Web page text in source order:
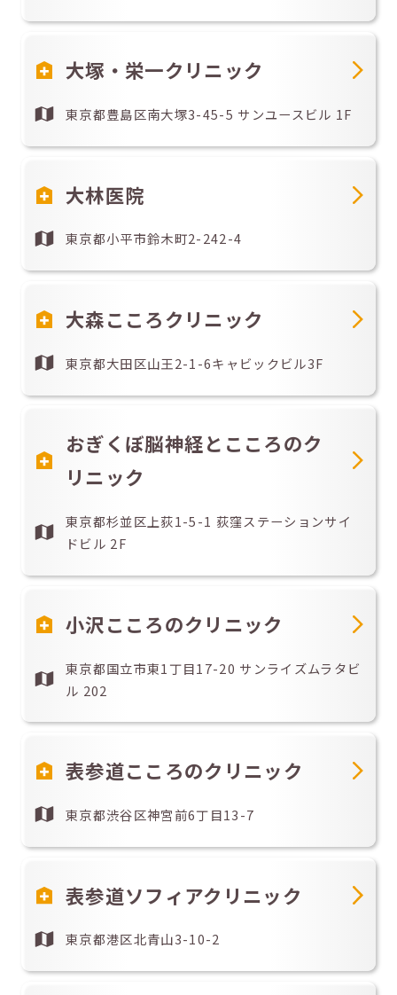
大塚・栄一クリニック
東京都豊島区南大塚3-45-5 サンユースビル 1F
大林医院
東京都小平市鈴木町2-242-4
大森こころクリニック
東京都大田区山王2-1-6キャビックビル3F
おぎくぼ脳神経とこころのク
リニック
東京都杉並区上荻1-5-1 荻窪ステーションサイ
ドビル 2F
小沢こころのクリニック
東京都国立市東1丁目17-20 サンライズムラタビ
ル 202
表参道こころのクリニック
東京都渋谷区神宮前6丁目13-7
表参道ソフィアクリニック
東京都港区北青山3-10-2